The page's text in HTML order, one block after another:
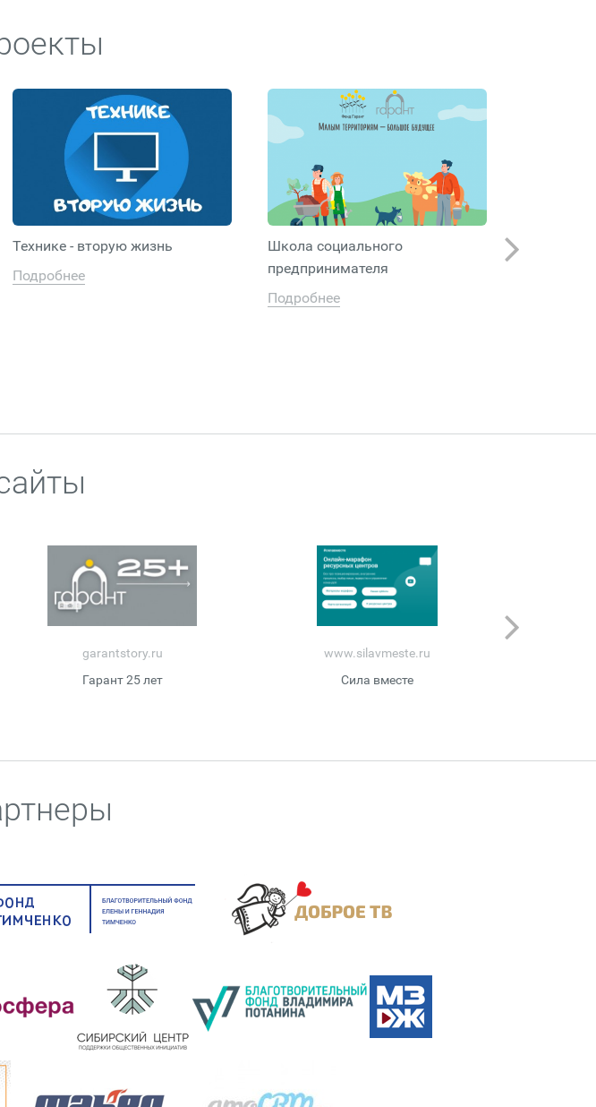
Технике - вторую жизнь
Подробнее
Школа социального
предпринимателя
Подробнее
garantstory.ru
Гарант 25 лет
www.silavmeste.ru
Сила вместе